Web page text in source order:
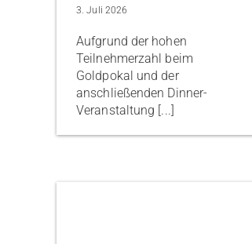
3. Juli 2026
Aufgrund der hohen
Teilnehmerzahl beim
Goldpokal und der
anschließenden Dinner-
Veranstaltung [...]